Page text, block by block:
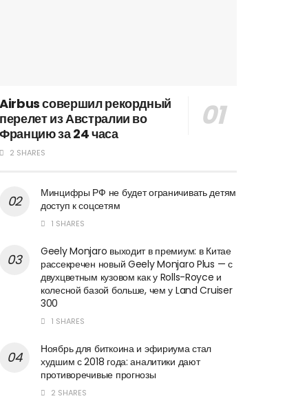
Airbus совершил рекордный
перелет из Австралии во
Францию за 24 часа
2 SHARES
Минцифры РФ не будет ограничивать детям
доступ к соцсетям
1 SHARES
Geely Monjaro выходит в премиум: в Китае
рассекречен новый Geely Monjaro Plus — с
двухцветным кузовом как у Rolls-Royce и
колесной базой больше, чем у Land Cruiser
300
1 SHARES
Ноябрь для биткоина и эфириума стал
худшим с 2018 года: аналитики дают
противоречивые прогнозы
2 SHARES